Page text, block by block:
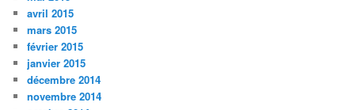
avril 2015
mars 2015
février 2015
janvier 2015
décembre 2014
novembre 2014